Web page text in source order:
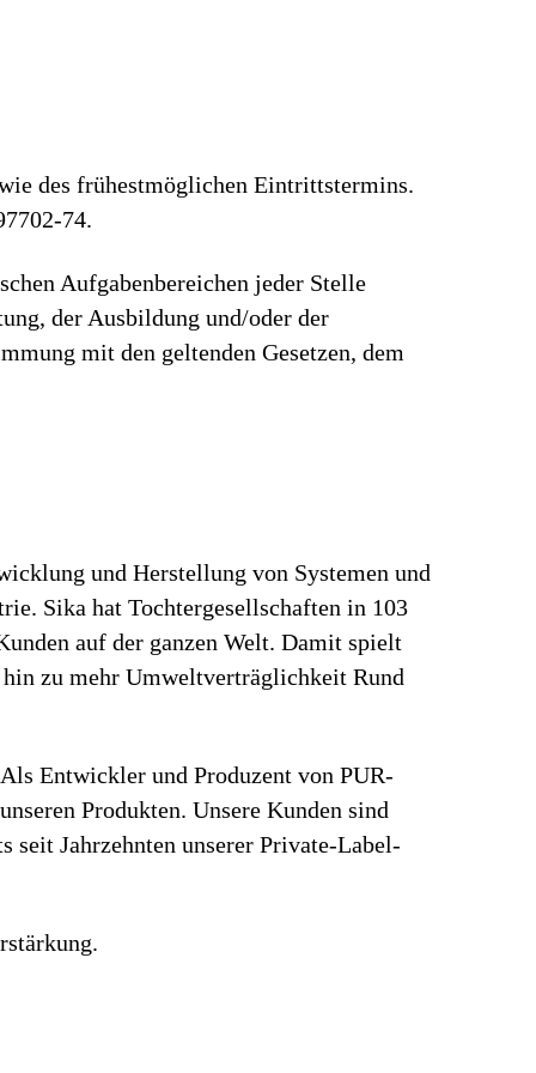
des frühestmöglichen Eintrittstermins.
74.
Aufgabenbereichen jeder Stelle
der Ausbildung und/oder der
mit den geltenden Gesetzen, dem
und Herstellung von Systemen und
Sika hat Tochtergesellschaften in 103
auf der ganzen Welt. Damit spielt
zu mehr Umweltverträglichkeit Rund
Entwickler und Produzent von PUR-
Produkten. Unsere Kunden sind
seit Jahrzehnten unserer Private-Label-